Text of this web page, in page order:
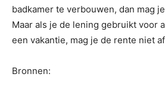
badkamer te verbouwen, dan mag
Maar als je de lening gebruikt voor
een vakantie, mag je de rente niet
Bronnen: